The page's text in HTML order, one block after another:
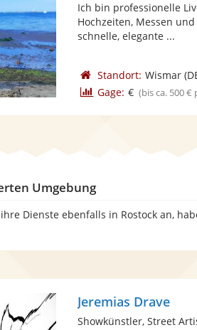
Ich bin professionelle
Hochzeiten, Messen
schnelle, elegante ...
Standort: Wismar
Gage: € (bis ca. 500
Umgebung
Dienste ebenfalls in Rostock an,
Jeremias Drave
Showkünstler, Street